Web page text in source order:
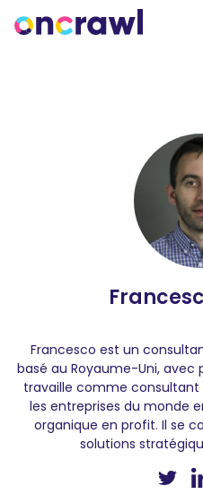
Francesco est un
basé au Royaume-Uni, avec
travaille comme consultant
les entreprises du monde
organique en profit. Il se
solutions